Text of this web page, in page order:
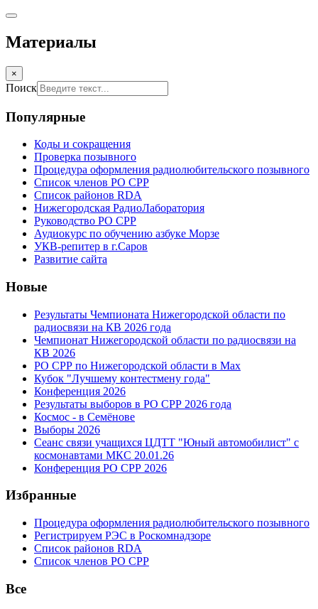
Материалы
×
Поиск
Популярные
Коды и сокращения
Проверка позывного
Процедура оформления радиолюбительского позывного
Список членов РО СРР
Список районов RDA
Нижегородская РадиоЛаборатория
Руководство РО СРР
Аудиокурс по обучению азбуке Морзе
УКВ-репитер в г.Саров
Развитие сайта
Новые
Результаты Чемпионата Нижегородской области по
радиосвязи на КВ 2026 года
Чемпионат Нижегородской области по радиосвязи на
КВ 2026
РО СРР по Нижегородской области в Max
Кубок "Лучшему контестмену года"
Конференция 2026
Результаты выборов в РО СРР 2026 года
Космос - в Семёнове
Выборы 2026
Сеанс связи учащихся ЦДТТ "Юный автомобилист" с
космонавтами МКС 20.01.26
Конференция РО СРР 2026
Избранные
Процедура оформления радиолюбительского позывного
Регистрируем РЭС в Роскомнадзоре
Список районов RDA
Список членов РО СРР
Все